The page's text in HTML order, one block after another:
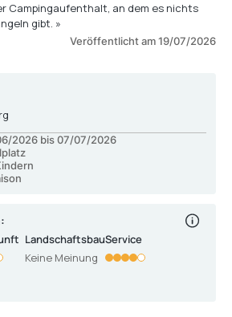
Campingaufenthalt, an dem es nichts
wesentliches zu bemängeln gibt. »
Veröffentlicht am 19/07/2026
2026 bis 07/07/2026
Landschaftsbau
Keine Meinung
Service